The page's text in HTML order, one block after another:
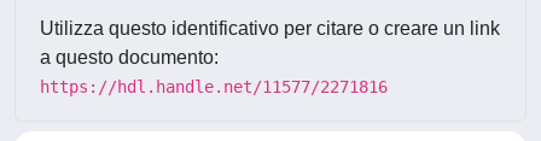
Utilizza questo identificativo per citare o creare un link
a questo documento:
https://hdl.handle.net/11577/2271816